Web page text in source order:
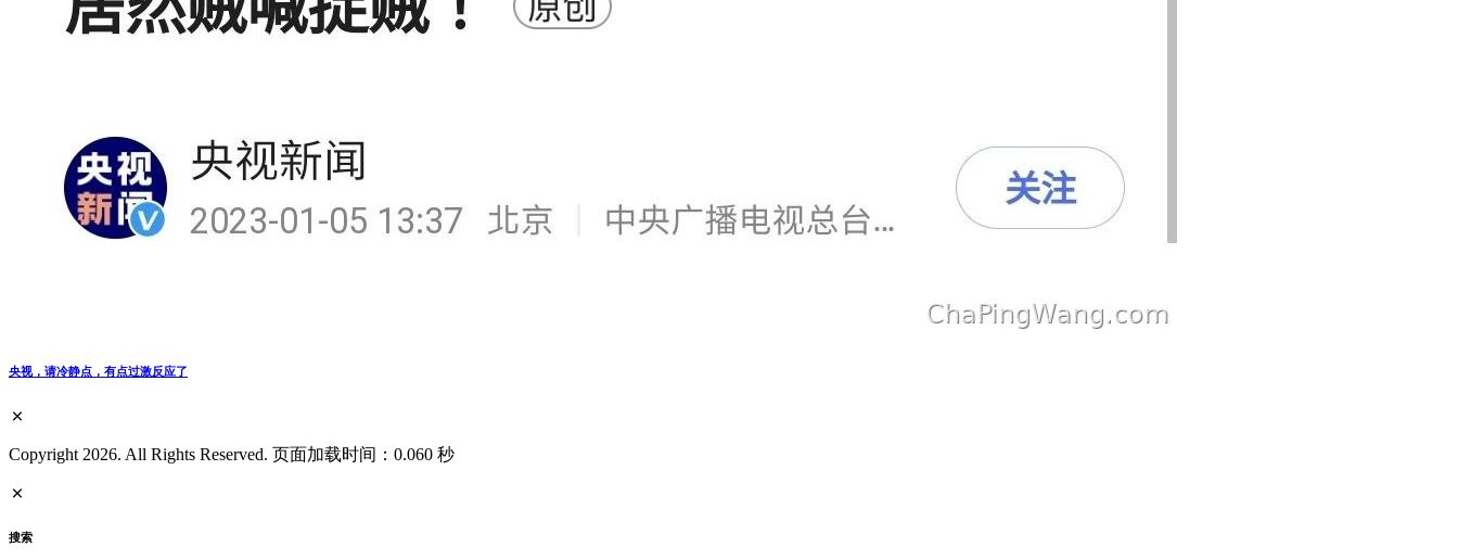
央视，请冷静点，有点过激反应了
Copyright 2026. All Rights Reserved. 页面加载时间：0.060 秒
搜索